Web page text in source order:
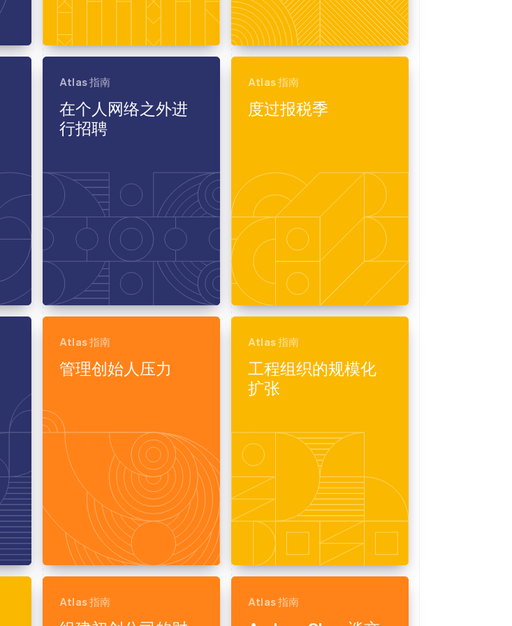
Atlas 指南
在个人网络之外进
行招聘
Atlas 指南
度过报税季
Atlas 指南
管理创始人压力
Atlas 指南
工程组织的规模化
扩张
Atlas 指南 Atlas 指南